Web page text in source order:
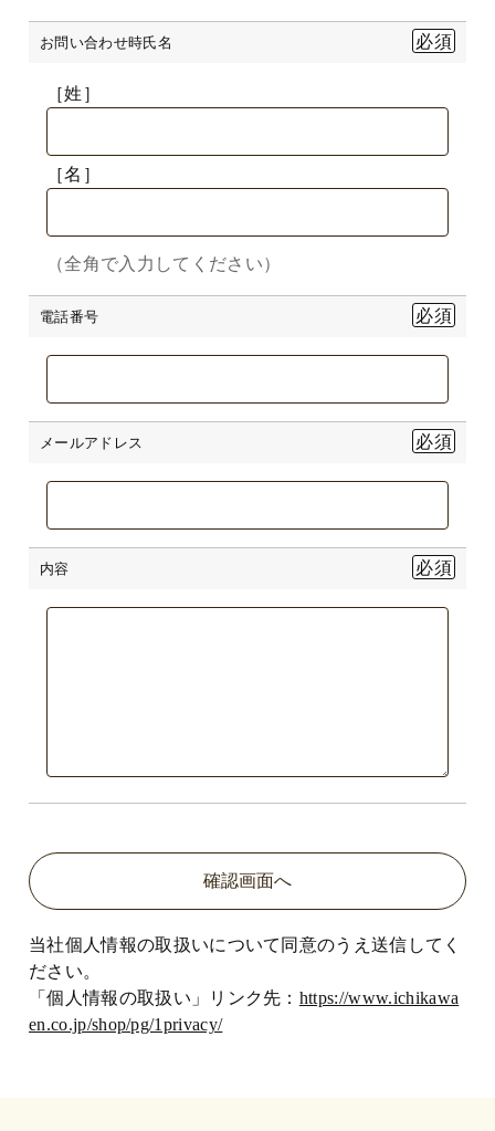
お問い合わせ時氏名
［姓］
［名］
（全角で入力してください）
電話番号
メールアドレス
内容
当社個人情報の取扱いについて同意のうえ送信してく
ださい。
「個人情報の取扱い」リンク先： https://www.ichikawa
en.co.jp/shop/pg/1privacy/